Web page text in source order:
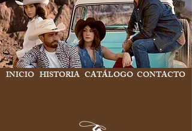
INICIO HISTORIA CONTACTO
CATÁLOGO